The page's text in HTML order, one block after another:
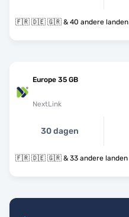
🇫🇷 🇩🇪 🇬🇷 & 40 andere landen
Europe 35 GB
NextLink
30 dagen
🇫🇷 🇩🇪 🇬🇷 & 33 andere landen